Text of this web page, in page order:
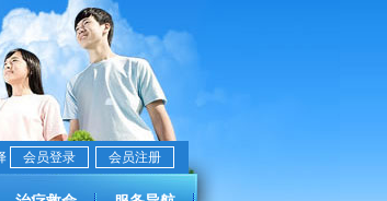
会员注册
会员登录